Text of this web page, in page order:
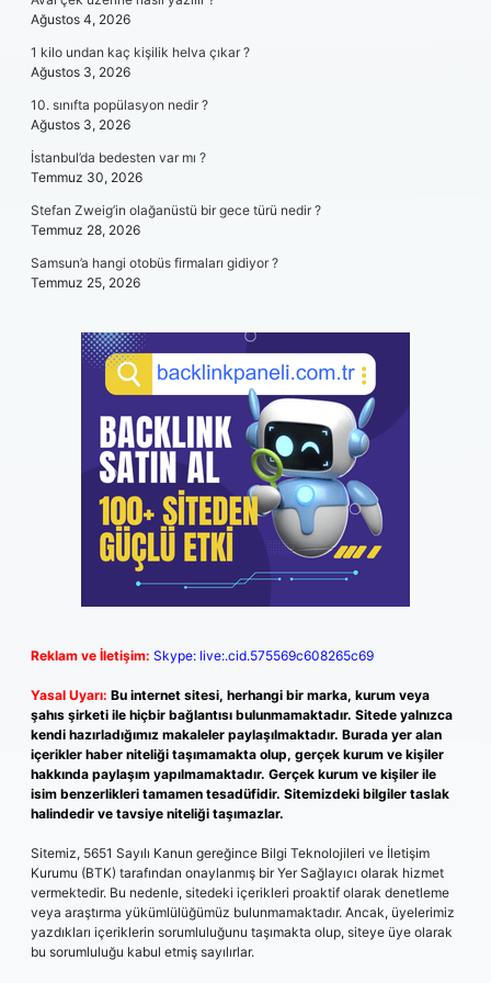
Ağustos 4, 2026
1 kilo undan kaç kişilik helva çıkar ?
Ağustos 3, 2026
10. sınıfta popülasyon nedir ?
Ağustos 3, 2026
İstanbul’da bedesten var mı ?
Temmuz 30, 2026
Stefan Zweig’in olağanüstü bir gece türü nedir ?
Temmuz 28, 2026
Samsun’a hangi otobüs firmaları gidiyor ?
Temmuz 25, 2026
Reklam ve İletişim: Skype: live:.cid.575569c608265c69
Yasal Uyarı: Bu internet sitesi, herhangi bir marka, kurum veya
şahıs şirketi ile hiçbir bağlantısı bulunmamaktadır. Sitede yalnızca
kendi hazırladığımız makaleler paylaşılmaktadır. Burada yer alan
içerikler haber niteliği taşımamakta olup, gerçek kurum ve kişiler
hakkında paylaşım yapılmamaktadır. Gerçek kurum ve kişiler ile
isim benzerlikleri tamamen tesadüfidir. Sitemizdeki bilgiler taslak
halindedir ve tavsiye niteliği taşımazlar.
Sitemiz, 5651 Sayılı Kanun gereğince Bilgi Teknolojileri ve İletişim
Kurumu (BTK) tarafından onaylanmış bir Yer Sağlayıcı olarak hizmet
vermektedir. Bu nedenle, sitedeki içerikleri proaktif olarak denetleme
veya araştırma yükümlülüğümüz bulunmamaktadır. Ancak, üyelerimiz
yazdıkları içeriklerin sorumluluğunu taşımakta olup, siteye üye olarak
bu sorumluluğu kabul etmiş sayılırlar.